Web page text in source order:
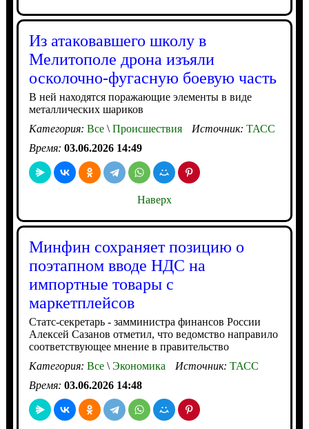
Из атаковавшего школу в
Мелитополе дрона изъяли
осколочно-фугасную боевую часть
В ней находятся поражающие элементы в виде
металлических шариков
Категория: Все\Происшествия Источник: ТАСС
Время: 03.06.2026 14:49
Наверх
Минфин сохраняет позицию о
поэтапном вводе НДС на
импортные товары с
маркетплейсов
Статс-секретарь - замминистра финансов России
Алексей Сазанов отметил, что ведомство направило
соответствующее мнение в правительство
Категория: Все\Экономика Источник: ТАСС
Время: 03.06.2026 14:48